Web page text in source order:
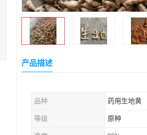
产品描述
品种 药用生地黄
等级 原种